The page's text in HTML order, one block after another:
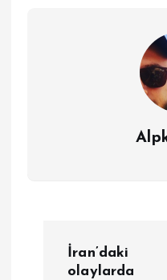
İran’daki
olaylarda